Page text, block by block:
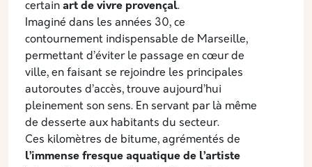
certain art de vivre provençal.
Imaginé dans les années 30, ce
contournement indispensable de Marseille,
permettant d’éviter le passage en cœur de
ville, en faisant se rejoindre les principales
autoroutes d’accès, trouve aujourd’hui
pleinement son sens. En servant par là même
de desserte aux habitants du secteur.
Ces kilomètres de bitume, agrémentés de
l’immense fresque aquatique de l’artiste